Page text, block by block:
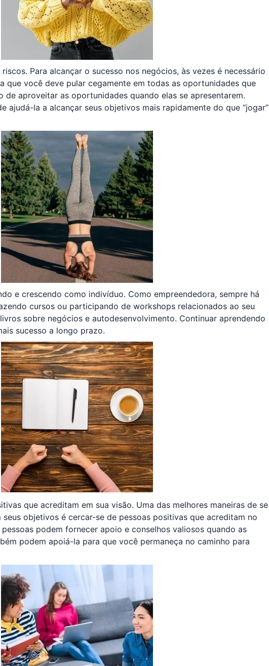
Para alcançar o sucesso nos negócios, às vezes é necessário
que você deve pular cegamente em todas as oportunidades que
de aproveitar as oportunidades quando elas se apresentarem.
ajudá-la a alcançar seus objetivos mais rapidamente do que “jogar”
e crescendo como indivíduo. Como empreendedora, sempre há
cursos ou participando de workshops relacionados ao seu
sobre negócios e autodesenvolvimento. Continuar aprendendo
sucesso a longo prazo.
que acreditam em sua visão. Uma das melhores maneiras de se
objetivos é cercar-se de pessoas positivas que acreditam no
podem fornecer apoio e conselhos valiosos quando as
podem apoiá-la para que você permaneça no caminho para